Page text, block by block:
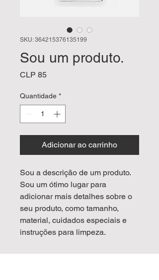
SKU: 364215376135199
Sou um produto.
CLP 85Preço
Quantidade *
Adicionar ao carrinho
Sou a descrição de um produto.
Sou um ótimo lugar para
adicionar mais detalhes sobre o
seu produto, como tamanho,
material, cuidados especiais e
instruções para limpeza.